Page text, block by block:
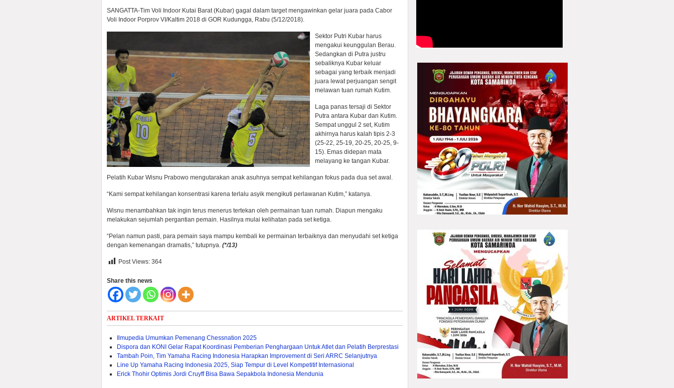
SANGATTA-Tim Voli Indoor Kutai Barat (Kubar) gagal dalam target mengawinkan gelar juara pada Cabor
Voli Indoor Porprov VI/Kaltim 2018 di GOR Kudungga, Rabu (5/12/2018).
Sektor Putri Kubar harus
mengakui keunggulan Berau.
Sedangkan di Putra justru
sebaliknya Kubar keluar
sebagai yang terbaik menjadi
juara lewat perjuangan sengit
melawan tuan rumah Kutim.
Laga panas tersaji di Sektor
Putra antara Kubar dan Kutim.
Sempat unggul 2 set, Kutim
akhirnya harus kalah tipis 2-3
(25-22, 25-19, 20-25, 20-25, 9-
15). Emas didepan mata
melayang ke tangan Kubar.
Pelatih Kubar Wisnu Prabowo mengutarakan anak asuhnya sempat kehilangan fokus pada dua set awal.
“Kami sempat kehilangan konsentrasi karena terlalu asyik mengikuti perlawanan Kutim,” katanya.
Wisnu menambahkan tak ingin terus menerus tertekan oleh permainan tuan rumah. Diapun mengaku
melakukan sejumlah pergantian pemain. Hasilnya mulai kelihatan pada set ketiga.
“Pelan namun pasti, para pemain saya mampu kembali ke permainan terbaiknya dan menyudahi set ketiga
dengan kemenangan dramatis,” tutupnya. (*/13)
Post Views: 364
Share this news
ARTIKEL TERKAIT
Ilmupedia Umumkan Pemenang Chessnation 2025
Dispora dan KONI Gelar Rapat Koordinasi Pemberian Penghargaan Untuk Atlet dan Pelatih Berprestasi
Tambah Poin, Tim Yamaha Racing Indonesia Harapkan Improvement di Seri ARRC Selanjutnya
Line Up Yamaha Racing Indonesia 2025, Siap Tempur di Level Kompetitif Internasional
Erick Thohir Optimis Jordi Cruyff Bisa Bawa Sepakbola Indonesia Mendunia